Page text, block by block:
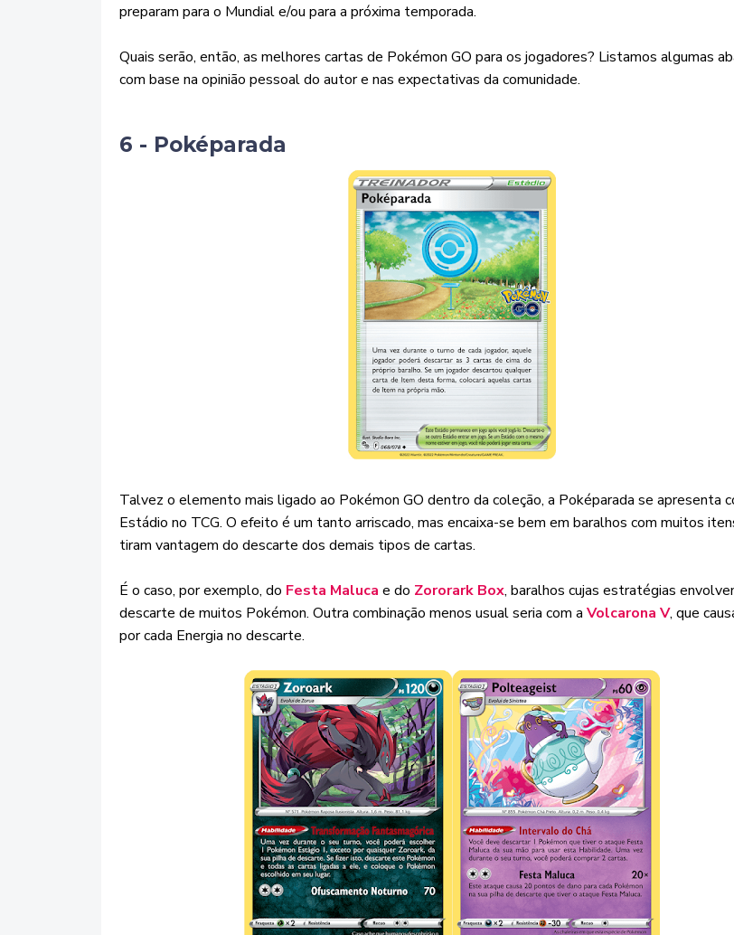
preparam para o Mundial e/ou para a próxima temporada.
Quais serão, então, as melhores cartas de Pokémon GO para os jogadores? Listamos algumas
com base na opinião pessoal do autor e nas expectativas da comunidade.
6 - Poképarada
Talvez o elemento mais ligado ao Pokémon GO dentro da coleção, a Poképarada se apresenta
Estádio no TCG. O efeito é um tanto arriscado, mas encaixa-se bem em baralhos com muitos
tiram vantagem do descarte dos demais tipos de cartas.
É o caso, por exemplo, do Festa Maluca e do Zororark Box, baralhos cujas estratégias
descarte de muitos Pokémon. Outra combinação menos usual seria com a Volcarona V, que
por cada Energia no descarte.